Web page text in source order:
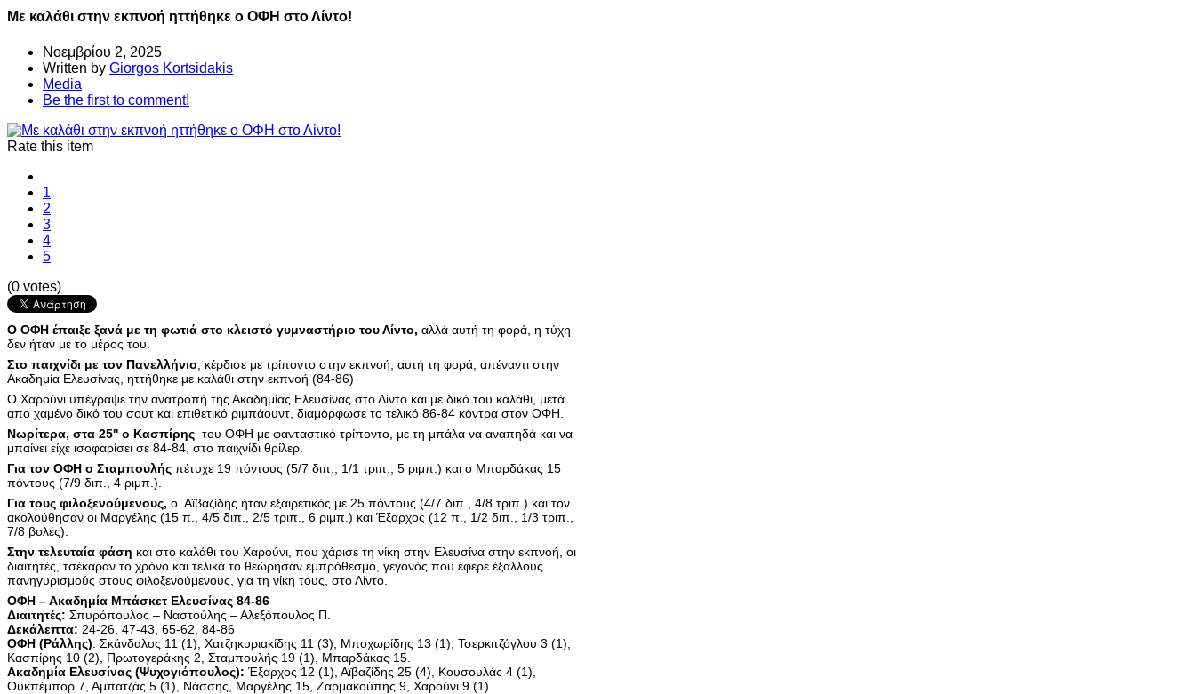
Με καλάθι στην εκπνοή ηττήθηκε ο ΟΦΗ στο Λίντο!
Νοεμβρίου 2, 2025
Written by Giorgos Kortsidakis
Media
Be the first to comment!
Rate this item
1
2
3
4
5
(0 votes)
Ο ΟΦΗ έπαιξε ξανά με τη φωτιά στο κλειστό γυμναστήριο του Λίντο, αλλά αυτή τη φορά, η τύχη
δεν ήταν με το μέρος του.
Στο παιχνίδι με τον Πανελλήνιο , κέρδισε με τρίποντο στην εκπνοή, αυτή τη φορά, απέναντι στην
Ακαδημία Ελευσίνας, ηττήθηκε με καλάθι στην εκπνοή (84-86)
Ο Χαρούνι υπέγραψε την ανατροπή της Ακαδημίας Ελευσίνας στο Λίντο και με δικό του καλάθι, μετά
απο χαμένο δικό του σουτ και επιθετικό ριμπάουντ, διαμόρφωσε το τελικό 86-84 κόντρα στον ΟΦΗ.
Νωρίτερα, στα 25'' ο Κασπίρης του ΟΦΗ με φανταστικό τρίποντο, με τη μπάλα να αναπηδά και να
μπαίνει είχε ισοφαρίσει σε 84-84, στο παιχνίδι θρίλερ.
Για τον ΟΦΗ ο Σταμπουλής πέτυχε 19 πόντους (5/7 διπ., 1/1 τριπ., 5 ριμπ.) και ο Μπαρδάκας 15
πόντους (7/9 διπ., 4 ριμπ.).
Για τους φιλοξενούμενους, ο Αϊβαζίδης ήταν εξαιρετικός με 25 πόντους (4/7 διπ., 4/8 τριπ.) και τον
ακολούθησαν οι Μαργέλης (15 π., 4/5 διπ., 2/5 τριπ., 6 ριμπ.) και Έξαρχος (12 π., 1/2 διπ., 1/3 τριπ.,
7/8 βολές).
Στην τελευταία φάση και στο καλάθι του Χαρούνι, που χάρισε τη νίκη στην Ελευσίνα στην εκπνοή, οι
διαιτητές, τσέκαραν το χρόνο και τελικά το θεώρησαν εμπρόθεσμο, γεγονός που έφερε έξαλλους
πανηγυρισμούς στους φιλοξενούμενους, για τη νίκη τους, στο Λίντο.
ΟΦΗ – Ακαδημία Μπάσκετ Ελευσίνας 84-86
Διαιτητές: Σπυρόπουλος – Ναστούλης – Αλεξόπουλος Π.
Δεκάλεπτα: 24-26, 47-43, 65-62, 84-86
ΟΦΗ (Ράλλης): Σκάνδαλος 11 (1), Χατζηκυριακίδης 11 (3), Μποχωρίδης 13 (1), Τσερκιτζόγλου 3 (1),
Κασπίρης 10 (2), Πρωτογεράκης 2, Σταμπουλής 19 (1), Μπαρδάκας 15.
Ακαδημία Ελευσίνας (Ψυχογιόπουλος): Έξαρχος 12 (1), Αϊβαζίδης 25 (4), Κουσουλάς 4 (1),
Ουκπέμπορ 7, Αμπατζάς 5 (1), Νάσσης, Μαργέλης 15, Ζαρμακούπης 9, Χαρούνι 9 (1).